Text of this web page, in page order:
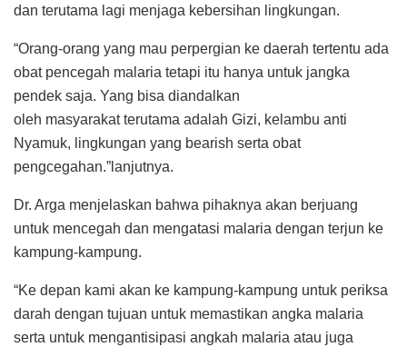
dan terutama lagi menjaga kebersihan lingkungan.
“Orang-orang yang mau perpergian ke daerah tertentu ada
obat pencegah malaria tetapi itu hanya untuk jangka
pendek saja. Yang bisa diandalkan
oleh masyarakat terutama adalah Gizi, kelambu anti
Nyamuk, lingkungan yang bearish serta obat
pengcegahan.”lanjutnya.
Dr. Arga menjelaskan bahwa pihaknya akan berjuang
untuk mencegah dan mengatasi malaria dengan terjun ke
kampung-kampung.
“Ke depan kami akan ke kampung-kampung untuk periksa
darah dengan tujuan untuk memastikan angka malaria
serta untuk mengantisipasi angkah malaria atau juga